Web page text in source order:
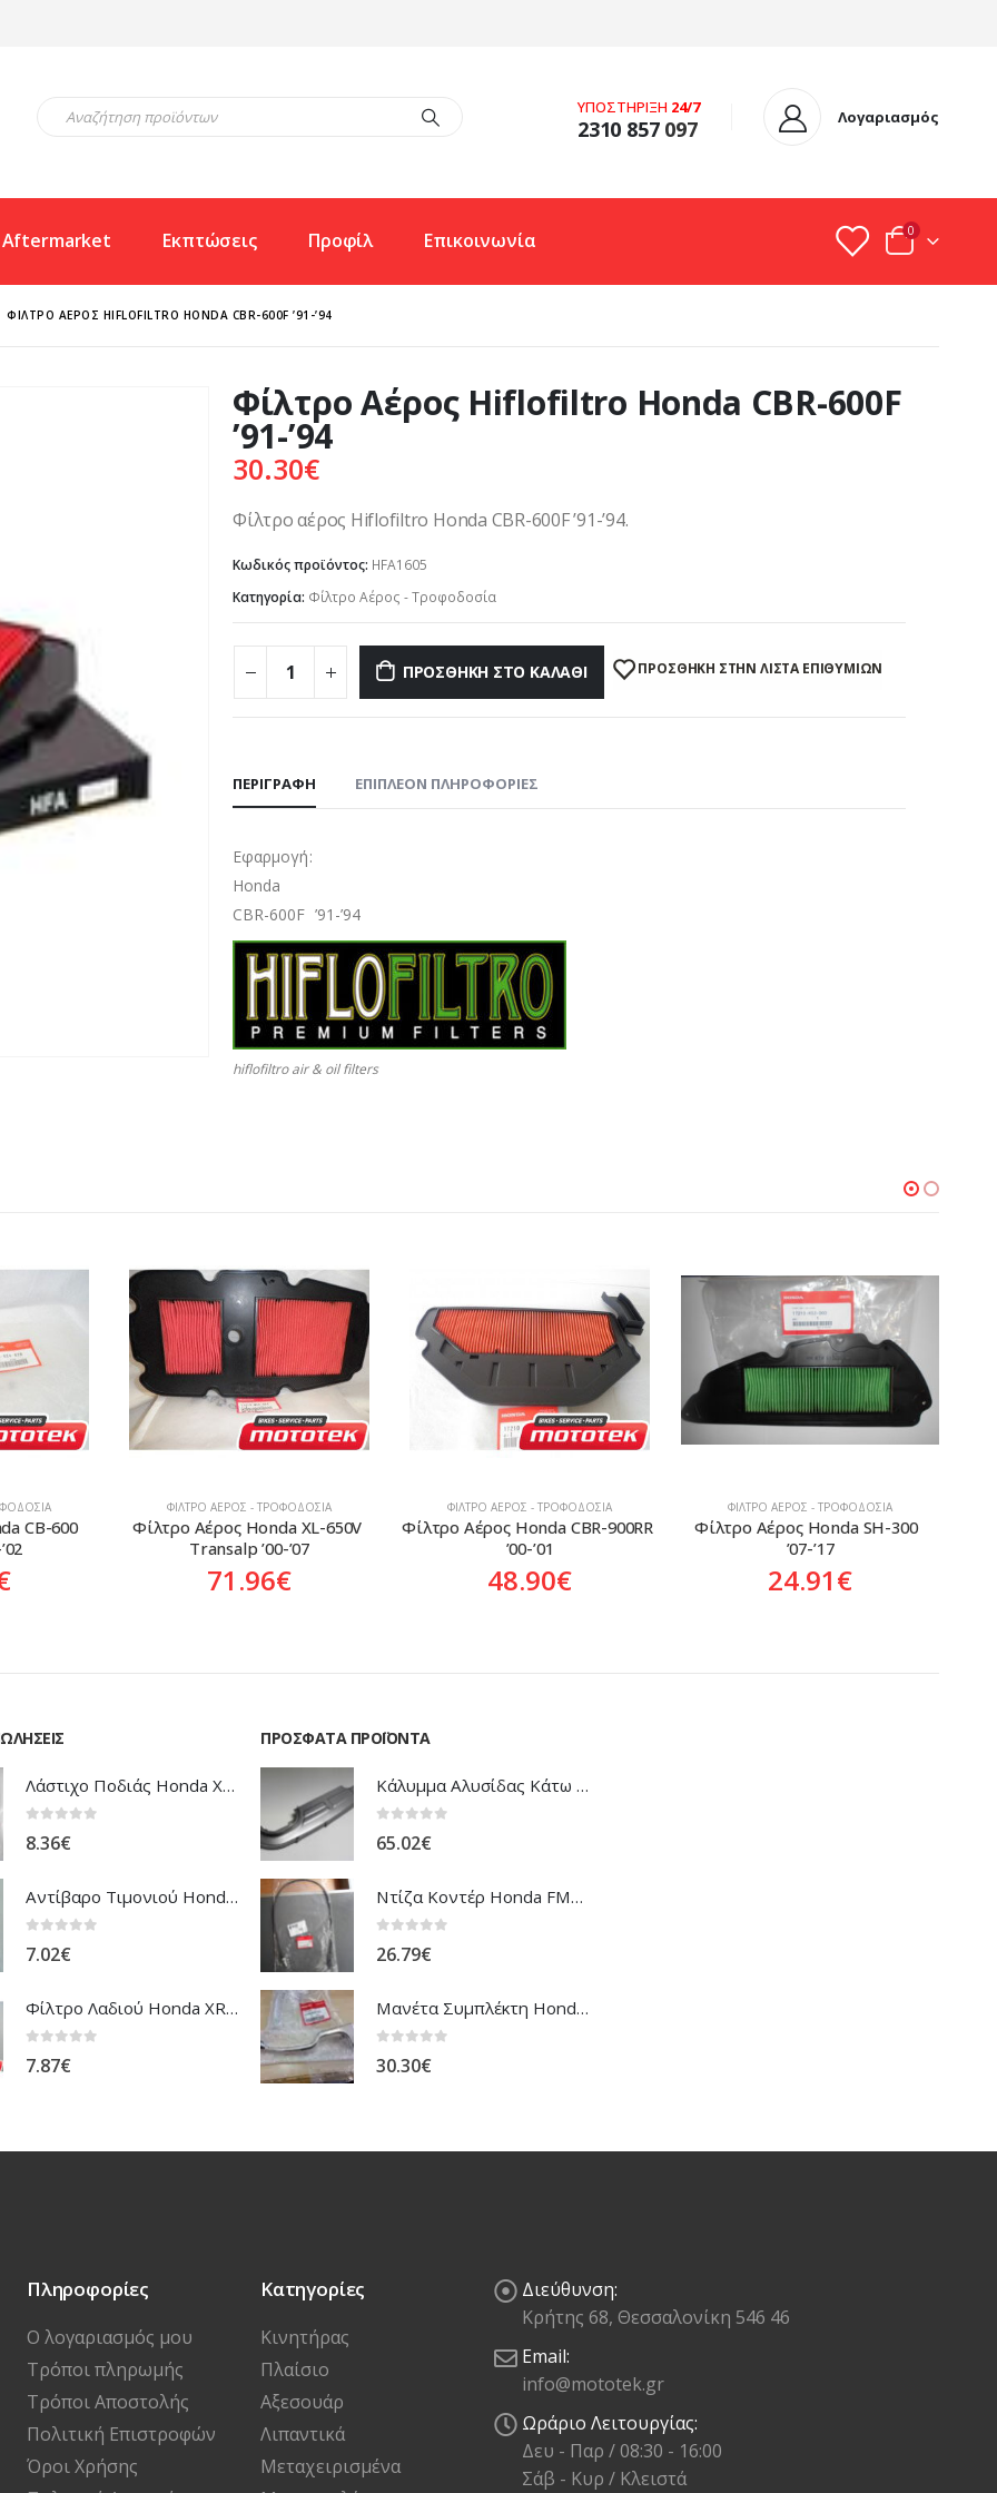
ΥΠΟΣΤΗΡΙΞΗ 24/7
2310 857097 Λογαριασμός
Aftermarket Εκπτώσεις Προφίλ Επικοινωνία 0
ΦΊΛΤΡΟ ΑΈΡΟΣ HIFLOFILTRO HONDA CBR-600F ’91-’94
Φίλτρο Αέρος Hiflofiltro Honda CBR-600F
’91-’94
30.30€
Φίλτρο αέρος Hiflofiltro Honda CBR-600F ’91-’94.
Κωδικός προϊόντος: HFA1605
Κατηγορία: Φίλτρο Αέρος - Τροφοδοσία
ΠΡΟΣΘΉΚΗ ΣΤΟ ΚΑΛΆΘΙ ΠΡΌΣΘΉΚΗ ΣΤΗΝ ΛΊΣΤΑ ΕΠΙΘΥΜΙΏΝ
ΠΕΡΙΓΡΑΦΉ ΕΠΙΠΛΈΟΝ ΠΛΗΡΟΦΟΡΊΕΣ
Εφαρμογή:
Honda
CBR-600F ’91-’94
hiflofiltro air & oil filters
XL-650V
ΦΊΛΤΡΟ ΑΈΡΟΣ - ΤΡΟΦΟΔΟΣΊΑ
Φίλτρο Αέρος Honda CBR-900RR
’00-’01
48.90€
ΦΊΛΤΡΟ ΑΈΡΟΣ - ΤΡΟΦΟΔΟΣΊΑ
Φίλτρο Αέρος Honda SH-300
’07-’17
24.91€
ΦΊΛΤΡΟ ΑΈΡΟΣ - ΤΡΟΦΟΔΟΣΊΑ
Φίλτρο Αέρος Honda XL-700V
Transalp  ’08-’11
47.90€
Λάστιχο Ποδιάς Honda XRV-750 Africa Twin
8.36€
Αντίβαρο Τιμονιού Honda ANF-125 Innova
7.02€
Φίλτρο Λαδιού Honda XR-NX-FMX
7.87€
ΠΡΌΣΦΑΤΑ ΠΡΟΪΌΝΤΑ
Κάλυμμα Αλυσίδας Κάτω Honda C-90
65.02€
Ντίζα Κοντέρ Honda FMX-650
26.79€
Μανέτα Συμπλέκτη Honda CB/CBR-650R
30.30€
Πληροφορίες
Ο λογαριασμός μου
Τρόποι πληρωμής
Τρόποι Αποστολής
Πολιτική Επιστροφών
Όροι Χρήσης
Κατηγορίες
Κινητήρας
Πλαίσιο
Αξεσουάρ
Λιπαντικά
Μεταχειρισμένα
Διεύθυνση:
Κρήτης 68, Θεσσαλονίκη 546 46
Email:
info@mototek.gr
Ωράριο Λειτουργίας:
Δευ - Παρ / 08:30 - 16:00
Σάβ - Κυρ / Κλειστά